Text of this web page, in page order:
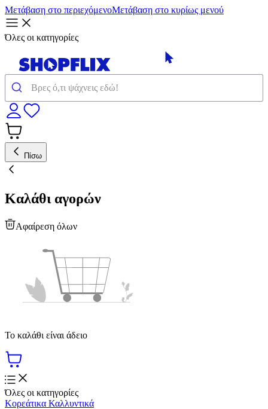
Μετάβαση στο περιεχόμενοΜετάβαση στο κυρίως μενού
Όλες οι κατηγορίες
Πίσω
Καλάθι αγορών
Αφαίρεση όλων
Το καλάθι είναι άδειο
Όλες οι κατηγορίες
Κορεάτικα Καλλυντικά